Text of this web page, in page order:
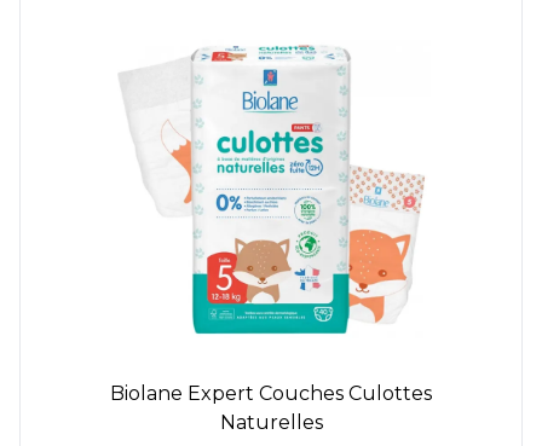
Biolane Expert Couches Culottes
Naturelles